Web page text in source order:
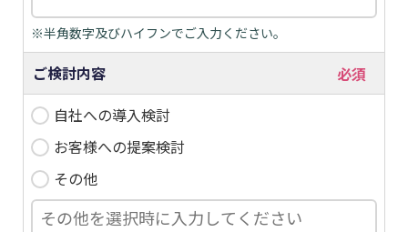
※半角数字及びハイフンでご入力ください。
ご検討内容
自社への導入検討
お客様への提案検討
その他